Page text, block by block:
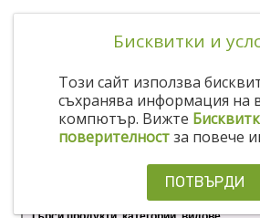
Бисквитки и
Този сайт използва
съхранява информация на
компютър. Вижте
поверителностза повече
ПОТВЪРДИ